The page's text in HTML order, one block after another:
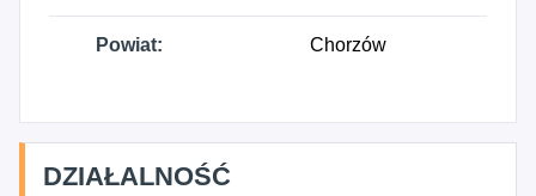
Powiat: Chorzów
DZIAŁALNOŚĆ